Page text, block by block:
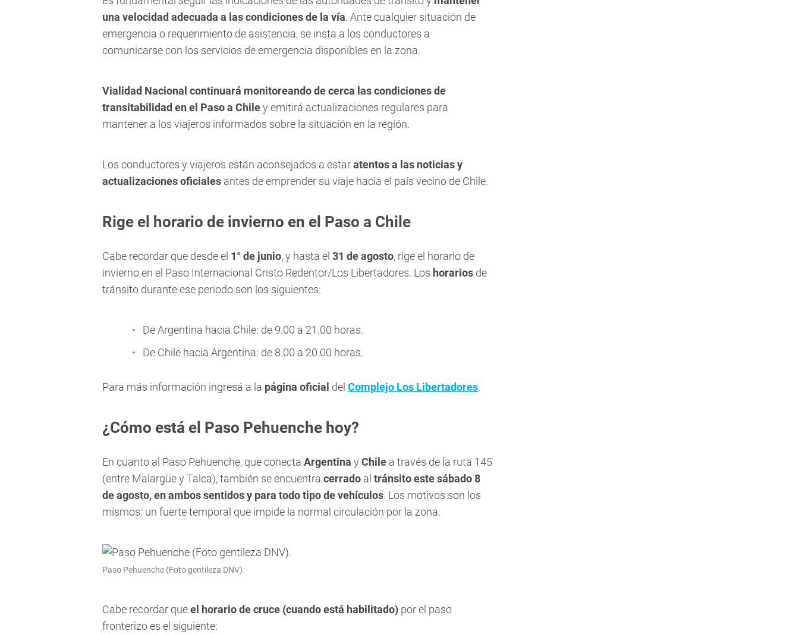
una velocidad adecuada a las condiciones de la vía. Ante cualquier situación de
emergencia o requerimiento de asistencia, se insta a los conductores a
comunicarse con los servicios de emergencia disponibles en la zona.
Vialidad Nacional continuará monitoreando de cerca las condiciones de
transitabilidad en el Paso a Chiley emitirá actualizaciones regulares para
mantener a los viajeros informados sobre la situación en la región.
Los conductores y viajeros están aconsejados a estaratentos a las noticias y
actualizaciones oficiales antes de emprender su viaje hacia el país vecino de Chile.
Rige el horario de invierno en el Paso a Chile
Cabe recordar que desde el 1° de junio, y hasta el 31 de agosto, rige el horario de
invierno en el Paso Internacional Cristo Redentor/Los Libertadores. Los horarios de
tránsito durante ese periodo son los siguientes:
De Argentina hacia Chile: de 9.00 a 21.00 horas.
De Chile hacia Argentina: de 8.00 a 20.00 horas.
Para más información ingresá a la página oficial del Complejo Los Libertadores.
¿Cómo está el Paso Pehuenche hoy?
En cuanto al Paso Pehuenche, que conecta Argentina y Chile a través de la ruta 145
(entre Malargüe y Talca), también se encuentra cerrado al tránsito este sábado 8
de agosto, en ambos sentidos y para todo tipo de vehículos. Los motivos son los
mismos: un fuerte temporal que impide la normal circulación por la zona.
Paso Pehuenche (Foto gentileza DNV).
Cabe recordar queel horario de cruce (cuando está habilitado) por el paso
fronterizo es el siguiente: